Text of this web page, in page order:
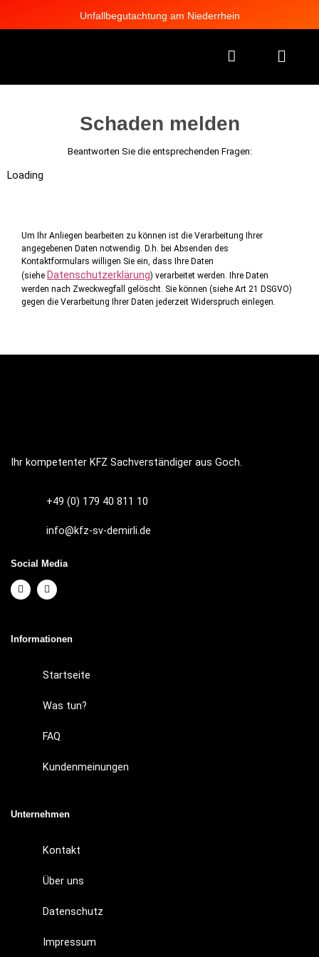
Unfallbegutachtung am Niederrhein
Schaden melden
Beantworten Sie die entsprechenden Fragen:
Loading
Um Ihr Anliegen bearbeiten zu können ist die Verarbeitung Ihrer
angegebenen Daten notwendig. D.h. bei Absenden des
Kontaktformulars willigen Sie ein, dass Ihre Daten
(siehe Datenschutzerklärung) verarbeitet werden. Ihre Daten
werden nach Zweckwegfall gelöscht. Sie können (siehe Art 21 DSGVO)
gegen die Verarbeitung Ihrer Daten jederzeit Widerspruch einlegen.
Ihr kompetenter KFZ Sachverständiger aus Goch.
+49 (0) 179 40 811 10
info@kfz-sv-demirli.de
Social Media
Informationen
Startseite
Was tun?
FAQ
Kundenmeinungen
Unternehmen
Kontakt
Über uns
Datenschutz
Impressum